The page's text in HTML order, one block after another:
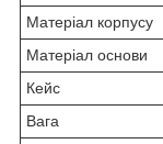
Матеріал корпусу
Матеріал основи
Кейс
Вага